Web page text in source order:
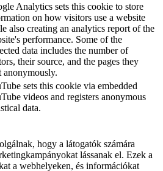
Analytics sets this cookie to store
on how visitors use a website
also creating an analytics report of the
performance. Some of the
data includes the number of
their source, and the pages they
anonymously.
sets this cookie via embedded
videos and registers anonymous
data.
hogy a látogatók számára
lássanak el. Ezek a
a webhelyeken, és információkat